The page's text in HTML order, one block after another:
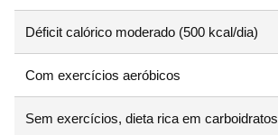
Déficit calórico moderado (500 kcal/dia)
Com exercícios aeróbicos
Sem exercícios, dieta rica em carboidratos